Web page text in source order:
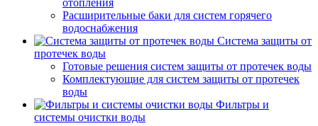
отопления
Расширительные баки для систем горячего
водоснабжения
Система защиты от
протечек воды
Готовые решения систем защиты от протечек воды
Комплектующие для систем защиты от протечек
воды
Фильтры и
системы очистки воды